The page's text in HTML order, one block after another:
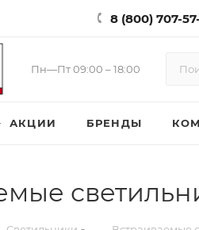
8 (800) 707-57-
Пн—Пт 09:00 – 18:00
АКЦИИ БРЕНДЫ